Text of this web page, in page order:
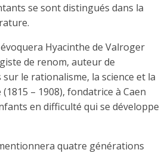
se sont distingués dans la
Hyacinthe de Valroger
de renom, auteur de
le rationalisme, la science et la
– 1908), fondatrice à Caen
en difficulté qui se développe
quatre générations